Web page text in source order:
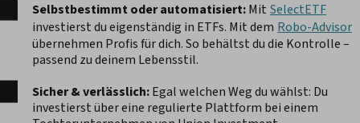
Selbstbestimmt oder automatisiert:Mit SelectETF
investierst du eigenständig in ETFs. Mit dem Robo-Advisor
übernehmen Profis für dich. So behältst du die Kontrolle –
passend zu deinem Lebensstil.
Sicher & verlässlich:Egal welchen Weg du wählst: Du
investierst über eine regulierte Plattform bei einem